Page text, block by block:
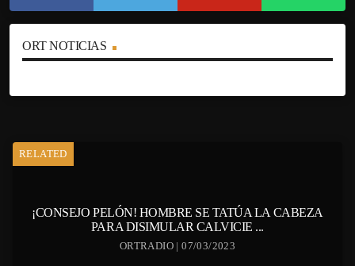
ORT NOTICIAS
RELATED
¡CONSEJO PELÓN! HOMBRE SE TATÚA LA CABEZA
PARA DISIMULAR CALVICIE ...
ORTRADIO | 07/03/2023